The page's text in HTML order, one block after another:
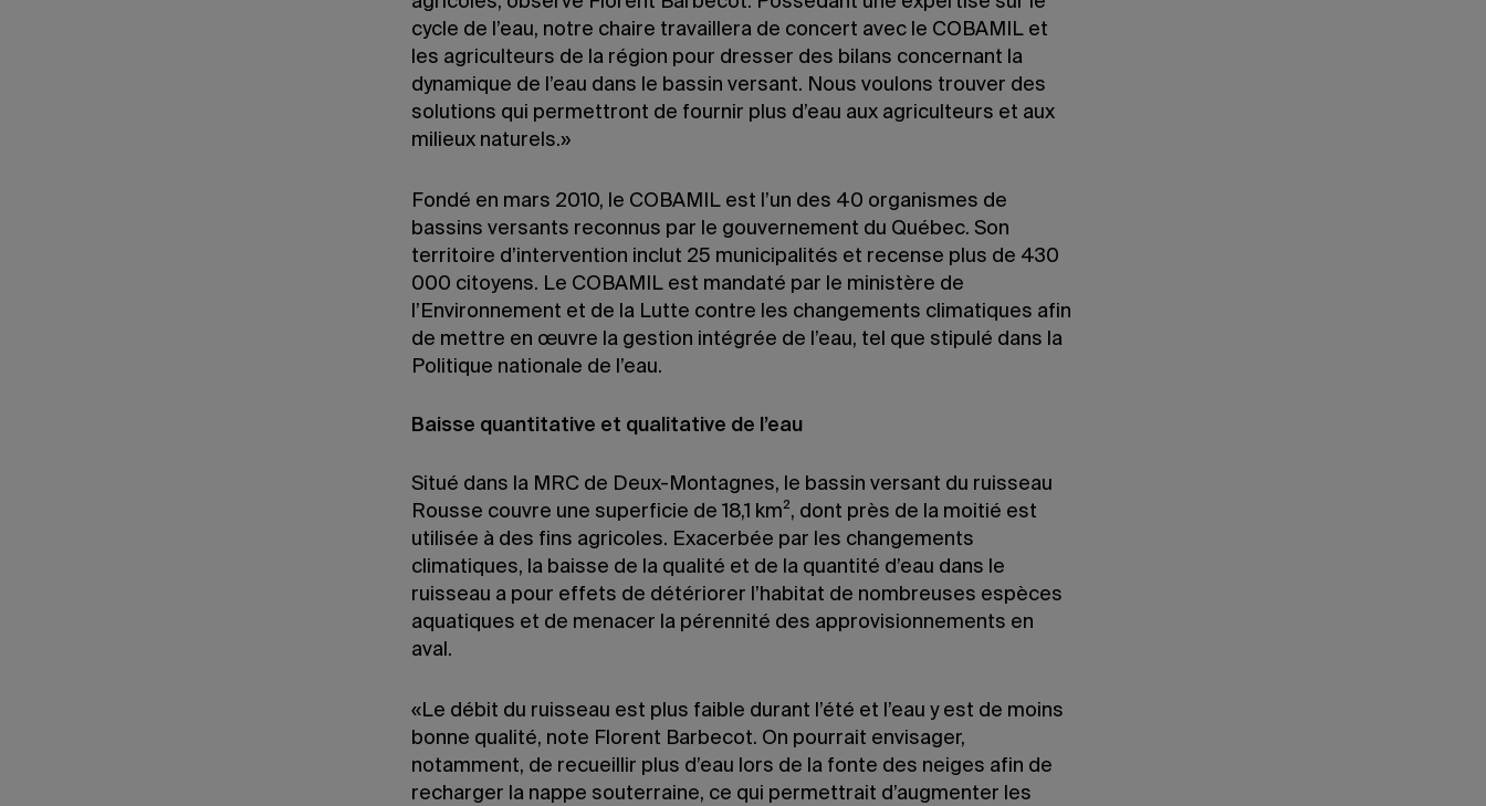
cycle de l’eau, notre chaire travaillera de concert avec le COBAMIL et
les agriculteurs de la région pour dresser des bilans concernant la
dynamique de l’eau dans le bassin versant. Nous voulons trouver des
solutions qui permettront de fournir plus d’eau aux agriculteurs et aux
milieux naturels.»
Fondé en mars 2010, le COBAMIL est l’un des 40 organismes de
bassins versants reconnus par le gouvernement du Québec. Son
territoire d’intervention inclut 25 municipalités et recense plus de 430
000 citoyens. Le COBAMIL est mandaté par le ministère de
l’Environnement et de la Lutte contre les changements climatiques afin
de mettre en œuvre la gestion intégrée de l’eau, tel que stipulé dans la
Politique nationale de l’eau.
Baisse quantitative et qualitative de l’eau
Situé dans la MRC de Deux-Montagnes, le bassin versant du ruisseau
Rousse couvre une superficie de 18,1 km², dont près de la moitié est
utilisée à des fins agricoles. Exacerbée par les changements
climatiques, la baisse de la qualité et de la quantité d’eau dans le
ruisseau a pour effets de détériorer l’habitat de nombreuses espèces
aquatiques et de menacer la pérennité des approvisionnements en
aval.
«Le débit du ruisseau est plus faible durant l’été et l’eau y est de moins
bonne qualité, note Florent Barbecot. On pourrait envisager,
notamment, de recueillir plus d’eau lors de la fonte des neiges afin de
recharger la nappe souterraine, ce qui permettrait d’augmenter les